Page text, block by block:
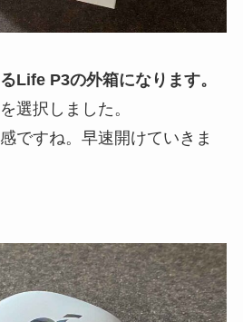
Life P3の外箱になります。
選択しました。
ですね。早速開けていきま